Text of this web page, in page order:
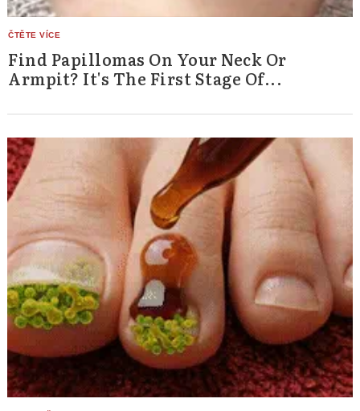
Find Papillomas On Your Neck Or
Armpit? It's The First Stage Of...
Search
for: